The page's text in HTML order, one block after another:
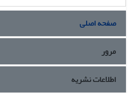
صفحه اصلی
مرور
اطلاعات نشریه